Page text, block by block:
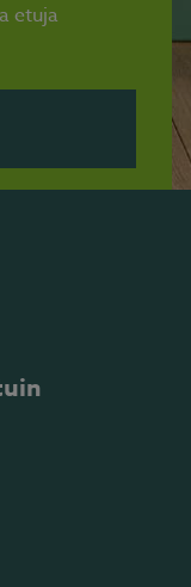
etuja